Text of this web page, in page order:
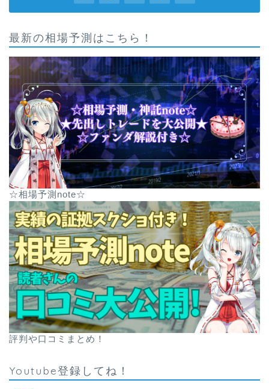
最新の相場予測はこちら！
☆相場予測note☆
評判や口コミまとめ！
Youtube登録してね！